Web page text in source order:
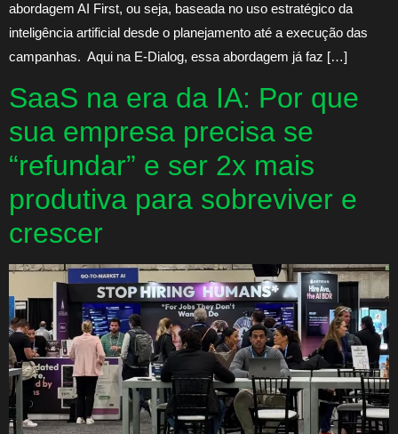
abordagem AI First, ou seja, baseada no uso estratégico da
inteligência artificial desde o planejamento até a execução das
campanhas. Aqui na E-Dialog, essa abordagem já faz […]
SaaS na era da IA: Por que
sua empresa precisa se
“refundar” e ser 2x mais
produtiva para sobreviver e
crescer